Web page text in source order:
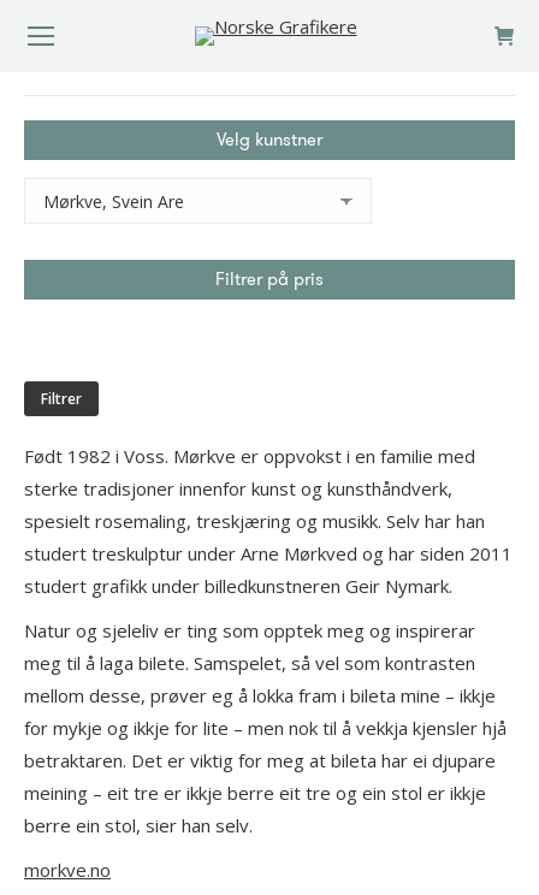
Velg kunstner
Filtrer på pris
Filtrer
Født 1982 i Voss. Mørkve er oppvokst i en familie med
sterke tradisjoner innenfor kunst og kunsthåndverk,
spesielt rosemaling, treskjæring og musikk. Selv har han
studert treskulptur under Arne Mørkved og har siden 2011
studert grafikk under billedkunstneren Geir Nymark.
Natur og sjeleliv er ting som opptek meg og inspirerar
meg til å laga bilete. Samspelet, så vel som kontrasten
mellom desse, prøver eg å lokka fram i bileta mine – ikkje
for mykje og ikkje for lite – men nok til å vekkja kjensler hjå
betraktaren. Det er viktig for meg at bileta har ei djupare
meining – eit tre er ikkje berre eit tre og ein stol er ikkje
berre ein stol, sier han selv.
morkve.no